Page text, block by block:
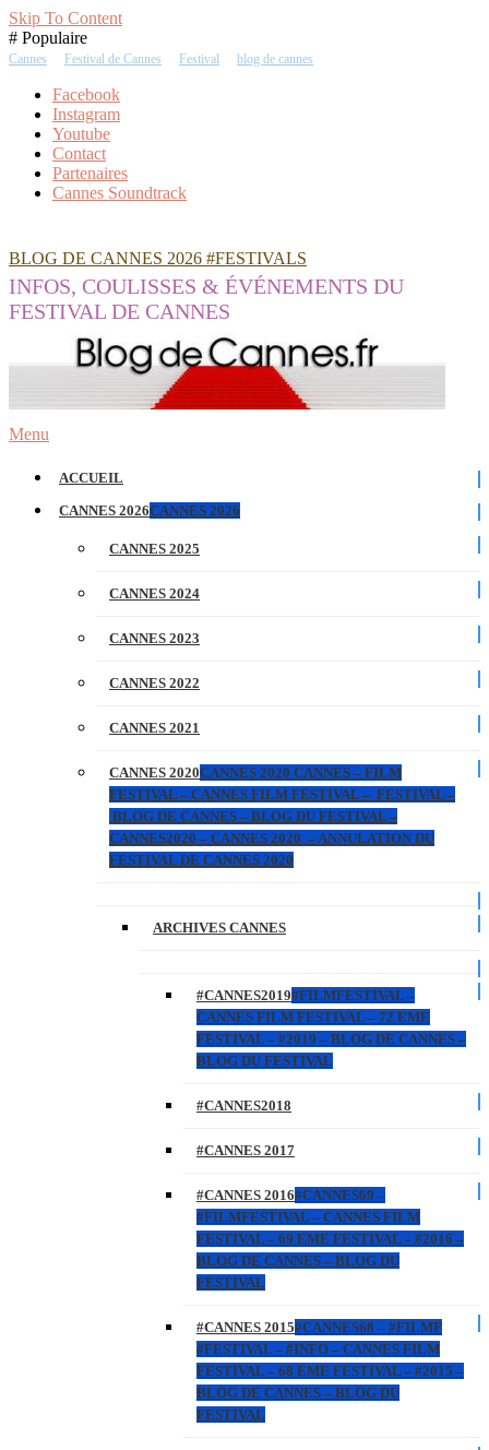
Skip To Content
# Populaire
Cannes Festival de Cannes Festival blog de cannes
Facebook
Instagram
Youtube
Contact
Partenaires
Cannes Soundtrack
BLOG DE CANNES 2026 #FESTIVALS
INFOS, COULISSES & ÉVÉNEMENTS DU
FESTIVAL DE CANNES
Menu
ACCUEIL
CANNES 2026CANNES 2026
CANNES 2025
CANNES 2024
CANNES 2023
CANNES 2022
CANNES 2021
CANNES 2020CANNES 2020 CANNES – FILM
FESTIVAL – CANNES FILM FESTIVAL – FESTIVAL –
BLOG DE CANNES – BLOG DU FESTIVAL –
CANNES2020 – CANNES 2020 – ANNULATION DU
FESTIVAL DE CANNES 2020
ARCHIVES CANNES
#CANNES2019#FILMFESTIVAL –
CANNES FILM FESTIVAL – 72 EME
FESTIVAL – #2019 – BLOG DE CANNES –
BLOG DU FESTIVAL
#CANNES2018
#CANNES 2017
#CANNES 2016#CANNES69 –
#FILMFESTIVAL – CANNES FILM
FESTIVAL – 69 EME FESTIVAL – #2016 –
BLOG DE CANNES – BLOG DU
FESTIVAL
#CANNES 2015#CANNES68 – #FILMF
#FESTIVAL – #INFO – CANNES FILM
FESTIVAL – 68 EME FESTIVAL – #2015 –
BLOG DE CANNES – BLOG DU
FESTIVAL